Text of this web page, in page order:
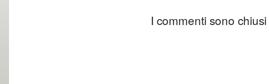
I commenti sono chiusi